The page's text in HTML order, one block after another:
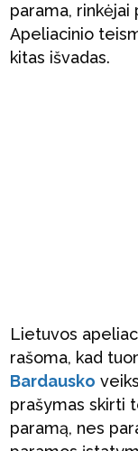
parama, rinkėjai
Apeliacinio
kitas išvadas.
Lietuvos
rašoma, kad
Bardausko
prašymas skirti
paramą, nes